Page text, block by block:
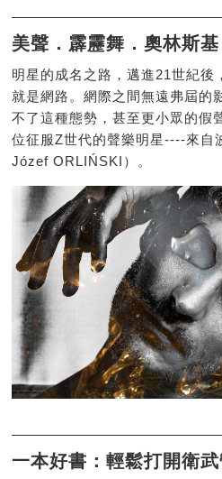
美聲．霹靂舞．奧林斯基
明星的成名之路，邁進21世紀後
就是網路。網際之間無遠弗屆的
不了這種態勢，甚至更小眾的假
位征服Z世代的聲樂明星----來自
Józef ORLIŃSKI）。
一本好書：輕鬆打開衛